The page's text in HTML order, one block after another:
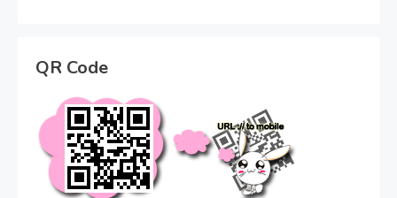
QR Code